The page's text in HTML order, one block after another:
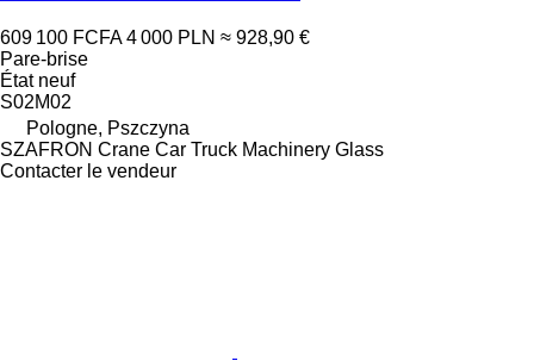
609 100 FCFA 4 000 PLN ≈ 928,90 €
Pare-brise
Étatneuf
S02M02
Pologne, Pszczyna
SZAFRON Crane Car Truck Machinery Glass
Contacter le vendeur